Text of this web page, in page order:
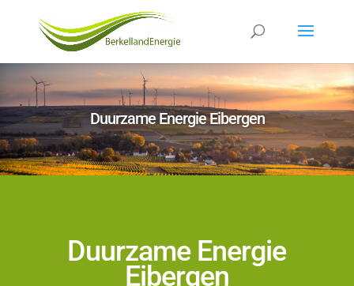
Duurzame Energie Eibergen
Duurzame Energie
Eibergen